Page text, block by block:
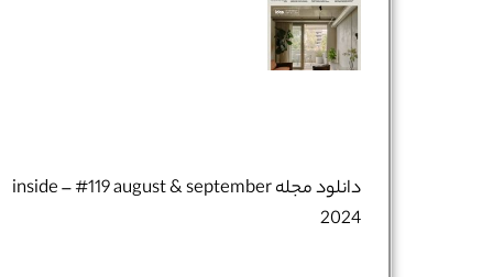
دانلود مجله inside – #119 august & september
2024